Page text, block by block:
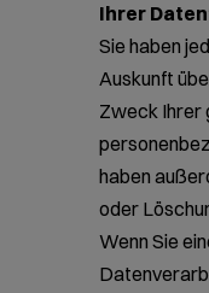
Ihrer
Sie haben
Auskunft
Zweck Ihrer
haben
oder
Wenn Sie